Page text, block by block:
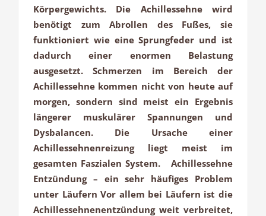
Körpergewichts. Die Achillessehne wird
benötigt zum Abrollen des Fußes, sie
funktioniert wie eine Sprungfeder und ist
dadurch einer enormen Belastung
ausgesetzt. Schmerzen im Bereich der
Achillessehne kommen nicht von heute auf
morgen, sondern sind meist ein Ergebnis
längerer muskulärer Spannungen und
Dysbalancen. Die Ursache einer
Achillessehnenreizung liegt meist im
gesamten Faszialen System. Achillessehne
Entzündung – ein sehr häufiges Problem
unter Läufern Vor allem bei Läufern ist die
Achillessehnenentzündung weit verbreitet,